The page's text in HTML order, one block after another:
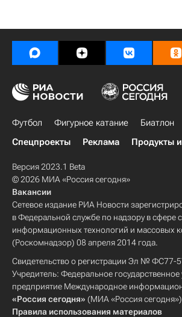
Футбол Фигурное катание Биатлон
Спецпроекты
Реклама Продукты
Версия 2023.1 Beta
© 2026 МИА «Россия сегодня»
Вакансии
Сетевое издание РИА Новости
в Федеральной службе по надзору в сфере
информационных технологий и массовых
(Роскомнадзор) 08 апреля 2014 года.
Свидетельство о регистрации Эл № ФС77-
Учредитель: Федеральное государственное
предприятие Международное
«Россия сегодня» (МИА «Россия
Правила использования материалов